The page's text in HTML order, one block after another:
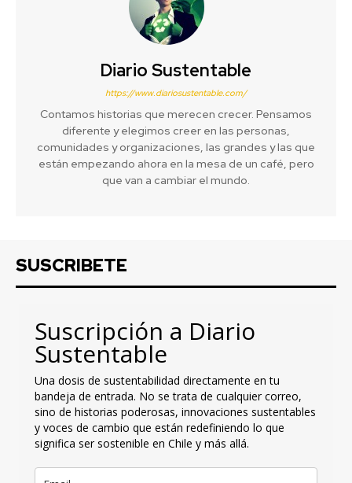
Diario Sustentable
https://www.diariosustentable.com/
Contamos historias que merecen crecer. Pensamos
diferente y elegimos creer en las personas,
comunidades y organizaciones, las grandes y las que
están empezando ahora en la mesa de un café, pero
que van a cambiar el mundo.
SUSCRIBETE
Suscripción a Diario
Sustentable
Una dosis de sustentabilidad directamente en tu
bandeja de entrada. No se trata de cualquier correo,
sino de historias poderosas, innovaciones sustentables
y voces de cambio que están redefiniendo lo que
significa ser sostenible en Chile y más allá.